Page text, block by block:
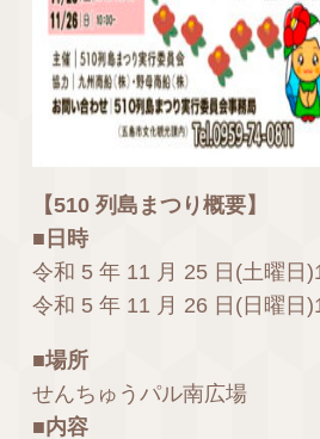
【510 列島まつり概要】
■日時
令和 5 年 11 月 25 日(土曜日
令和 5 年 11 月 26 日(日曜日
■場所
せんちゅうパル南広場
■内容